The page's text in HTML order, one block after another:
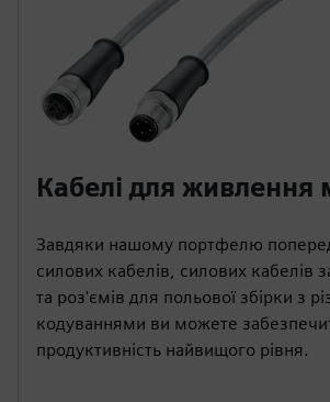
Кабелі для живлення
Завдяки нашому портфелю
силових кабелів, силових кабелів
та роз'ємів для польової збірки з
кодуваннями ви можете
продуктивність найвищого рівня.